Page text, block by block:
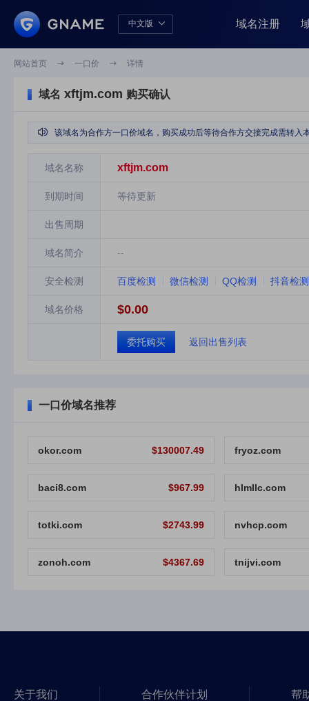
中文版 
English
域名注册
网站首页  一口价  详情
域名 xftjm.com 购买确认
 该域名为合作方一口价域名，购买成功后等待合作方交接完成需转
域名名称 xftjm.com
到期时间 等待更新
出售周期
域名简介 --
安全检测 百度检测 微信检测 QQ检测 抖音检测
域名价格 $0.00
委托购买 返回出售列表
一口价域名推荐
okor.com $130007.49 fryoz.com
baci8.com $967.99 hlmllc.com
totki.com $2743.99 nvhcp.com
zonoh.com $4367.69 tnijvi.com
关于我们 合作伙伴计划 帮